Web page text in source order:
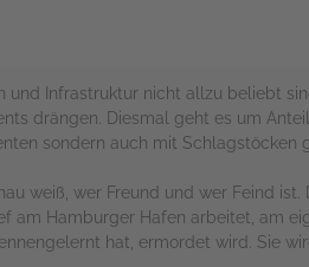
und Infrastruktur nicht allzu beliebt
drängen. Diesmal geht es um
sondern auch mit Schlagstöcken
weiß, wer Freund und wer Feind ist.
Hamburger Hafen arbeitet, am
hat, ermordet wird. Sie